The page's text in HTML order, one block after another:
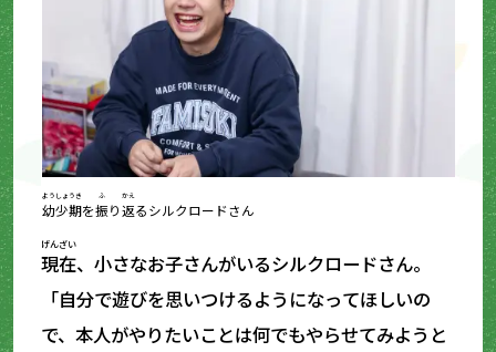
幼少期
ようしょうき
を振
ふ
り返
かえ
るシルクロードさん
現在
げんざい
、小さなお子さんがいるシルクロードさん。
「自分で遊びを思いつけるようになってほしいの
で、本人がやりたいことは何でもやらせてみようと